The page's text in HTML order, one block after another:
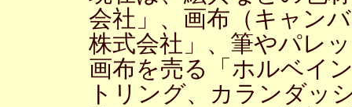
会社」、画布（キャン
株式会社」、筆やパレ
画布を売る「ホルベイ
トリング、カランダッ